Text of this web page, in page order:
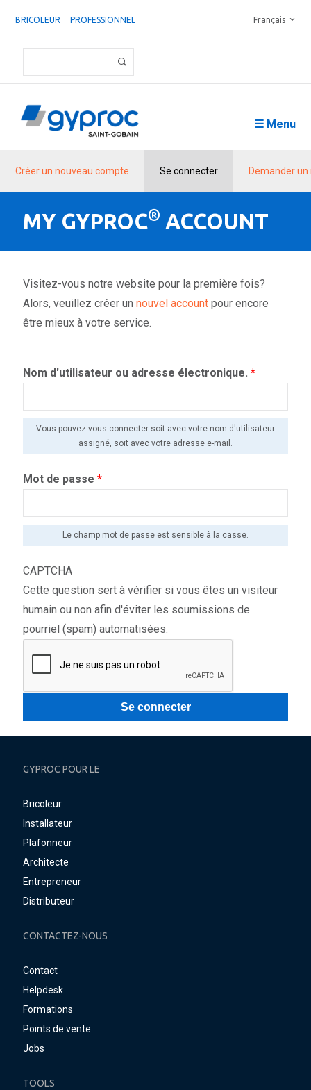
BRICOLEUR PROFESSIONNEL Français
☰ Menu
Créer un nouveau compte Se connecter Demander
MY GYPROC® ACCOUNT
Visitez-vous notre website pour la première fois?
Alors, veuillez créer un nouvel account pour encore
être mieux à votre service.
Nom d'utilisateur ou adresse électronique. *
Vous pouvez vous connecter soit avec votre nom d'utilisateur
assigné, soit avec votre adresse e-mail.
Mot de passe *
Le champ mot de passe est sensible à la casse.
CAPTCHA
Cette question sert à vérifier si vous êtes un visiteur
humain ou non afin d'éviter les soumissions de
pourriel (spam) automatisées.
GYPROC POUR LE
Bricoleur
Installateur
Plafonneur
Architecte
Entrepreneur
Distributeur
CONTACTEZ-NOUS
Contact
Helpdesk
Formations
Points de vente
Jobs
TOOLS